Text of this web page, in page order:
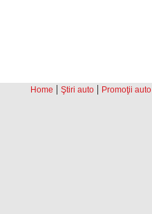
Home | Ştiri auto | Promoţii auto